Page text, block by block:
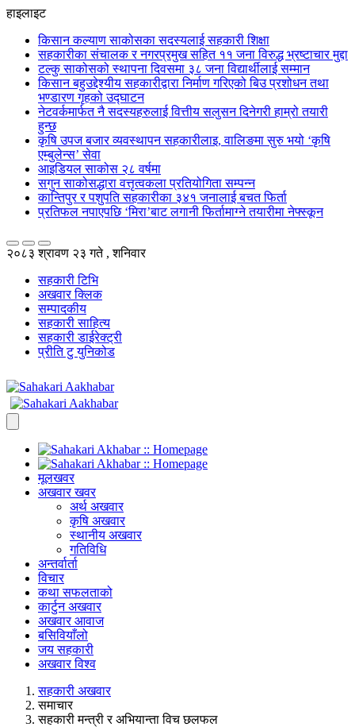
हाइलाइट
किसान कल्याण साकोसका सदस्यलाई सहकारी शिक्षा
सहकारीका संचालक र नगरप्रमुख सहित ११ जना विरुद्ध भ्रष्टाचार मुद्दा
टल्कु साकोसको स्थापना दिवसमा ३८ जना विद्यार्थीलाई सम्मान
किसान बहुउद्देश्यीय सहकारीद्वारा निर्माण गरिएको बिउ प्रशोधन तथा
भण्डारण गृहको उद्घाटन
नेटवर्कमार्फत नै सदस्यहरुलाई वित्तीय सलुसन दिनेगरी हाम्रो तयारी
हुन्छ
कृषि उपज बजार व्यवस्थापन सहकारीलाइ, वालिङमा सुरु भयो ‘कृषि
एम्बुलेन्स’ सेवा
आइडियल साकोस २८ वर्षमा
सगुन साकोसद्धारा वत्तृत्वकला प्रतियोगिता सम्पन्न
कान्तिपुर र पशुपति सहकारीका ३४१ जनालाई बचत फिर्ता
प्रतिफल नपाएपछि ‘मिरा’बाट लगानी फिर्तामाग्ने तयारीमा नेफ्स्कून
२०८३ श्रावण २३ गते , शनिवार
सहकारी टिभि
अखवार क्लिक
सम्पादकीय
सहकारी साहित्य
सहकारी डाईरेक्ट्री
प्रीति टु युनिकोड
मूलखवर
अखवार खवर
अर्थ अखवार
कृषि अखवार
स्थानीय अखवार
गतिविधि
अन्तर्वार्ता
विचार
कथा सफलताको
कार्टुन अखवार
अखवार आवाज
बसिवियाँलो
जय सहकारी
अखवार विश्व
सहकारी अखवार
समाचार
सहकारी मन्त्री र अभियान्ता विच छलफल